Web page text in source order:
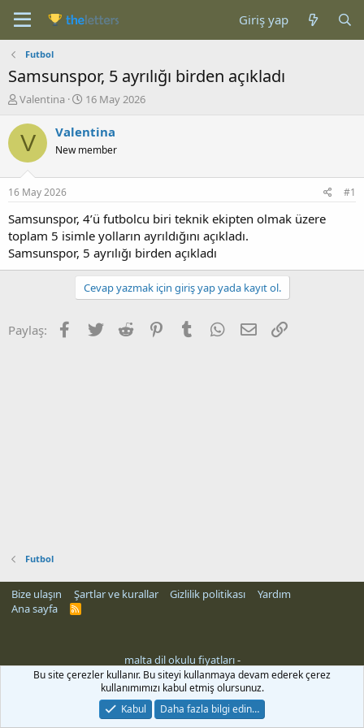
Giriş yap
Futbol
Samsunspor, 5 ayrılığı birden açıkladı
K
n
b
u
u
b
a
l
a
t
Valentina
B
ş
a
ç
t
a
r
i
h
i
16 May 2026
V Valentina
New member
16 May 2026 #1
Samsunspor, 4’ü futbolcu biri teknik ekipten olmak üzere
toplam 5 isimle yolların ayrıldığını açıkladı.
Samsunspor, 5 ayrılığı birden açıkladı
Cevap yazmak için giriş yap yada kayıt ol.
Paylaş: Facebook
Twitter Reddit PinterestTumblr WhatsApp
E-posta
Futbol
Bize ulaşın Şartlar ve kurallar Gizlilik politikası
Yardım
Ana sayfa
R
malta dil okulu fiyatları-
Bu site çerezler kullanır. Bu siteyi kullanmaya devam ederek çerez
kullanımımızı kabul etmiş olursunuz.
Kabul
Daha fazla bilgi edin…